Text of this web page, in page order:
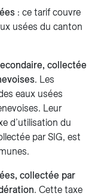
: ce tarif couvre
usées du canton
collectée
. Les
eaux usées
Leur
d’utilisation du
par SIG, est
collectée par
. Cette taxe